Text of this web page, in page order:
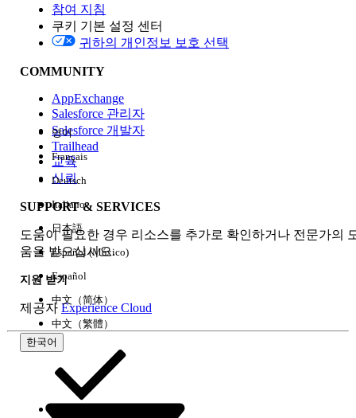
Edition
경험
참여 지침
쿠키 기본 설정 센터
귀하의 개인정보 보호 선택
COMMUNITY
AppExchange
Salesforce 관리자
Salesforce 개발자
Trailhead
교육
신뢰
SUPPORT & SERVICES
도움이 필요한 경우 리소스를 추가로 확인하거나 전문가의
움을 받으십시오.
지원 받기
제공자 Experience Cloud
한국어
영어
Français
Deutsch
Italiano
日本語
Español (México)
Español
中文（简体）
中文（繁體）